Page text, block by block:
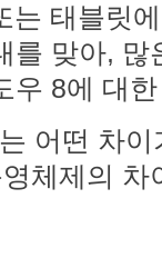
는 태블릿
를 맞아, 많
우 8에 대
어떤 차
체제의 차